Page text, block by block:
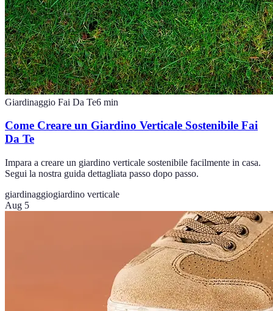
Giardinaggio Fai Da Te6 min
Come Creare un Giardino Verticale Sostenibile Fai
Da Te
Impara a creare un giardino verticale sostenibile facilmente in casa.
Segui la nostra guida dettagliata passo dopo passo.
giardinaggiogiardino verticale
Aug 5